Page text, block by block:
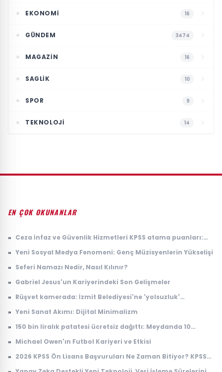
EKONOMI 16
GÜNDEM 3474
MAGAZIN 16
SAGLIK 10
SPOR 9
TEKNOLOJI 14
EN ÇOK OKUNANLAR
» Ceza İnfaz ve Güvenlik Hizmetleri KPSS atama puanları:
» Yeni Sosyal Medya Fenomeni: Genç Müzisyenlerin Yükselişi
» Seferi Namazı Nedir, Nasıl Kılınır?
» Gabriel Jesus'un Kariyerindeki Son Gelişmeler
» Rüşvet kamerada: İzmit Belediyesi'ne 'yolsuzluk'
» Yeni Sanat Akımı: Dijital Minimalizm
» 150 bin liralık patatesi ücretsiz dağıttı: Meydanda 10
» Michael Owen'ın Futbol Kariyeri ve Etkisi
» 2026 KPSS Ön Lisans Başvuruları Ne Zaman Bitiyor? KPSS